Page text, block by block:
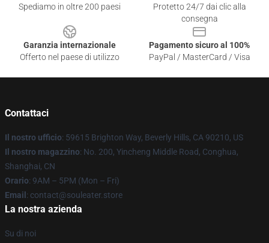
Spediamo in oltre 200 paesi
Protetto 24/7 dai clic alla
consegna
Garanzia internazionale
Offerto nel paese di utilizzo
Pagamento sicuro al 100%
PayPal / MasterCard / Visa
Contattaci
Il nostro ufficio: 59615 Brighton Way, Beverly Hills, CA 90210, US
Il nostro magazzino: No. 200, Yincheng Middle Road, Conghua,
Shanghai, CN
Orario: 9AM – 5PM (Mon – Fri)
Email : contact@souleater.store
La nostra azienda
Su di noi